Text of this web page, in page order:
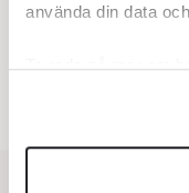
använda din data
Ta reda på mer om
Du kan ändra eller
helst från cookie-
5.Därför liknar
6.Christoffer Jonsson: